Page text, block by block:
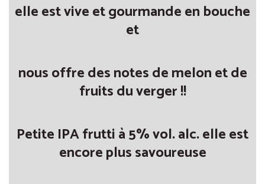
elle est vive et gourmande en bouche
et
nous offre des notes de melon et de
fruits du verger !!
Petite IPA frutti à 5% vol. alc. elle est
encore plus savoureuse